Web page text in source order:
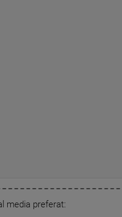
media preferat: